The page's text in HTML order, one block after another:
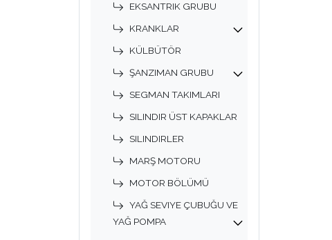
EKSANTRIK GRUBU
KRANKLAR
KÜLBÜTÖR
ŞANZIMAN GRUBU
SEGMAN TAKIMLARI
SILINDIR ÜST KAPAKLAR
SILINDIRLER
MARŞ MOTORU
MOTOR BÖLÜMÜ
YAĞ SEVIYE ÇUBUĞU VE
YAĞ POMPA